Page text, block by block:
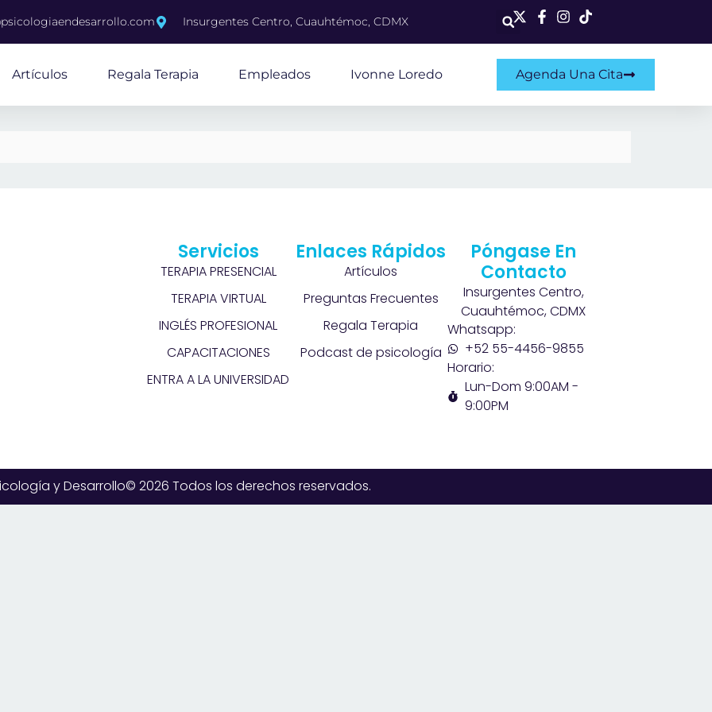
Insurgentes Centro, Cuauhtémoc, CDMX
Artículos Regala Terapia Empleados Ivonne Loredo Agenda Una Cita
Servicios
TERAPIA PRESENCIAL
TERAPIA VIRTUAL
INGLÉS PROFESIONAL
CAPACITACIONES
ENTRA A LA UNIVERSIDAD
Enlaces Rápidos
Artículos
Preguntas Frecuentes
Regala Terapia
Podcast de psicología
Póngase En
Contacto
Insurgentes Centro,
Cuauhtémoc, CDMX
Whatsapp:
+52 55-4456-9855
Horario:
Lun-Dom 9:00AM -
9:00PM
y Desarrollo© 2026 Todos los derechos reservados.